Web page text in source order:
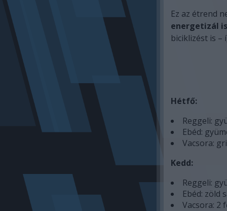
Ez az étrend
energetizál is
biciklizést is –
Hétfő:
Reggeli:
Ebéd:
Vacsora:
Kedd:
Reggeli:
Ebéd: zöld
Vacsora: 2